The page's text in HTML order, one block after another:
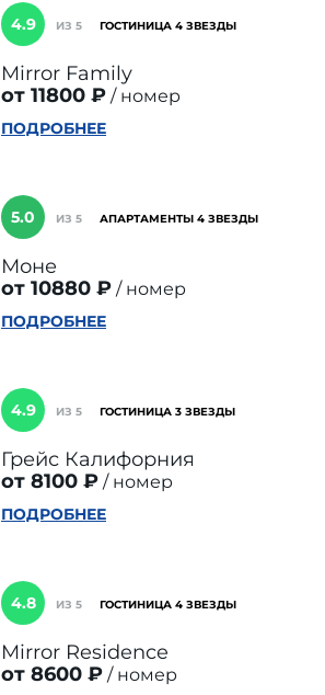
4.9 ИЗ 5 ГОСТИНИЦА 4 ЗВЕЗДЫ
Mirror Family
от 11800 ₽
номер
ПОДРОБНЕЕ
5.0 ИЗ 5 АПАРТАМЕНТЫ 4 ЗВЕЗДЫ
Моне
от 10880 ₽
номер
ПОДРОБНЕЕ
4.9 ИЗ 5 ГОСТИНИЦА 3 ЗВЕЗДЫ
Грейс Калифорния
от 8100 ₽
номер
ПОДРОБНЕЕ
4.8 ИЗ 5 ГОСТИНИЦА 4 ЗВЕЗДЫ
Mirror Residence
от 8600 ₽
номер